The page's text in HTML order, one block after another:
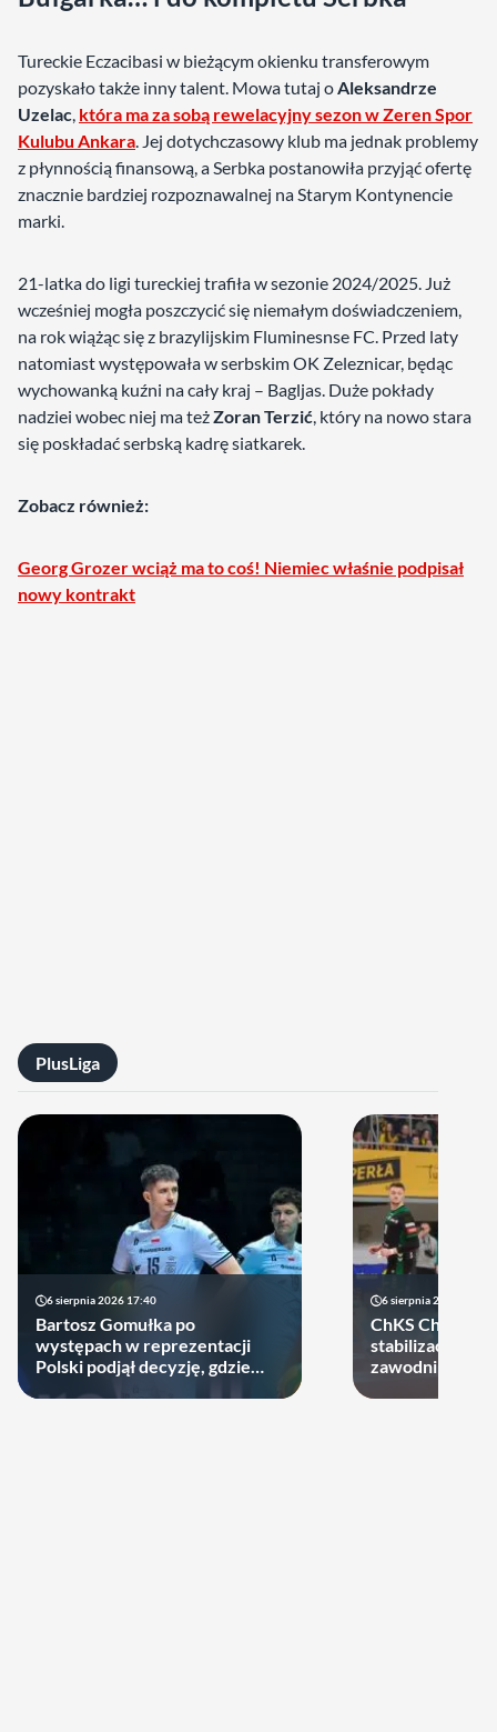
Tureckie Eczacibasi w bieżącym okienku transferowym
pozyskało także inny talent. Mowa tutaj oAleksandrze
Uzelac, która ma za sobą rewelacyjny sezon w Zeren Spor
Kulubu Ankara. Jej dotychczasowy klub ma jednak problemy
z płynnością finansową, a Serbka postanowiła przyjąć ofertę
znacznie bardziej rozpoznawalnej na Starym Kontynencie
marki.
21-latka do ligi tureckiej trafiła w sezonie 2024/2025. Już
wcześniej mogła poszczycić się niemałym doświadczeniem,
na rok wiążąc się z brazylijskim Fluminesnse FC. Przed laty
natomiast występowała w serbskim OK Zeleznicar, będąc
wychowanką kuźni na cały kraj – Bagljas. Duże pokłady
nadziei wobec niej ma teżZoran Terzić, który na nowo stara
się poskładać serbską kadrę siatkarek.
Zobacz również:
Georg Grozer wciąż ma to coś! Niemiec właśnie podpisał
nowy kontrakt
PlusLiga
6 sierpnia 2026 17:40
Bartosz Gomułka po
występach w reprezentacji
Polski podjął decyzję, gdzie
6 sierpnia 2026 10:14
ChKS Chełm
stabilizację.
zawodników